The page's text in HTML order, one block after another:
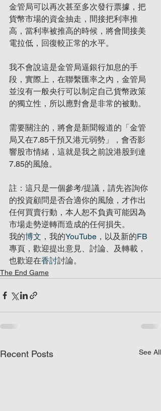
金管局可以再次甚至多次發行票據，把
貨幣市場的資金抽走，間接把利率推
高，當利率被推高的時候，將會間接美
電拉低，回復較正常的水平。
我不會說這是金管局逼銀行加息的手
段，實際上，在聯繫匯率之內，金管局
並沒有一般央行可以制定自己貨幣政策
的獨立性，所以應對會是非常的被動。
需要關注的，將會是新聞報道的「金管
局又在7.85干預又港元弱勢」，會否影
響股市情緒，這就是我之前說港股到達
7.85的風險。
註：這只是一個參考/提議，請先咨詢你
的投資顧問是否合適你的風險，才作出
任何買賣行動，本人恕不負責可能因為
市場走勢逆轉而造成的任何損失。
我的博文 ，我的YouTube ，以及新的FB
專頁，歡迎提出意見、討論、及轉載，
也歡迎在香討討論。
The End Game
Recent Posts See All